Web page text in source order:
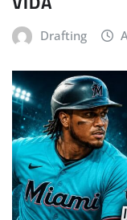
Drafting